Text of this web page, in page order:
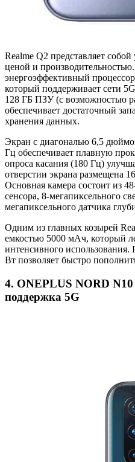
Realme Q2 представляет
ценой и
энергоэффективный
который поддерживает сети
128 ГБ ПЗУ (с возможностью
обеспечивает достаточный
хранения данных.
Экран с диагональю 6,5
Гц обеспечивает плавную
опроса касания (180 Гц)
отверстии экрана размещена
Основная камера состоит из
сенсора, 8-мегапиксельного
мегапиксельного датчика
Одним из главных козырей
емкостью 5000 мАч, который
интенсивного
Вт позволяет быстро
4. ONEPLUS NORD
поддержка 5G